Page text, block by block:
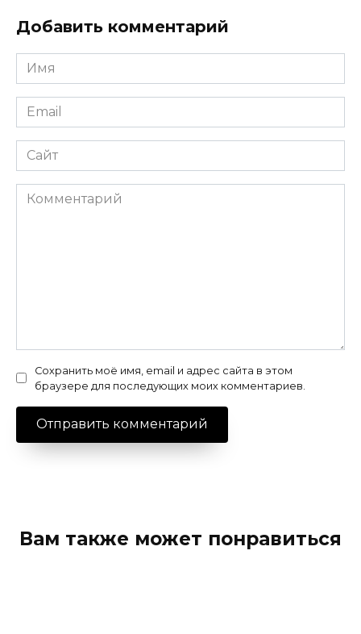
Добавить комментарий
Имя
*
Email
*
Сайт
Комментарий
Сохранить моё имя, email и адрес сайта в этом
браузере для последующих моих комментариев.
Вам также может понравиться